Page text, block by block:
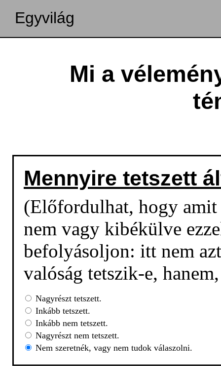
Egyvilág
Mi a
Mennyire tetszett
(Előfordulhat, hogy amit
nem vagy kibékülve
befolyásoljon: itt nem
valóság tetszik-e,
Nagyrészt tetszett.
Inkább tetszett.
Inkább nem tetszett.
Nagyrészt nem tetszett.
Nem szeretnék, vagy nem tudok válaszolni.